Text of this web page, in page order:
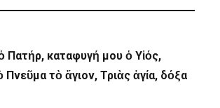
Πατήρ, καταφυγή μου ὁ Υἱός,
τὸ ἅγιον, Τριὰς ἁγία, δόξα